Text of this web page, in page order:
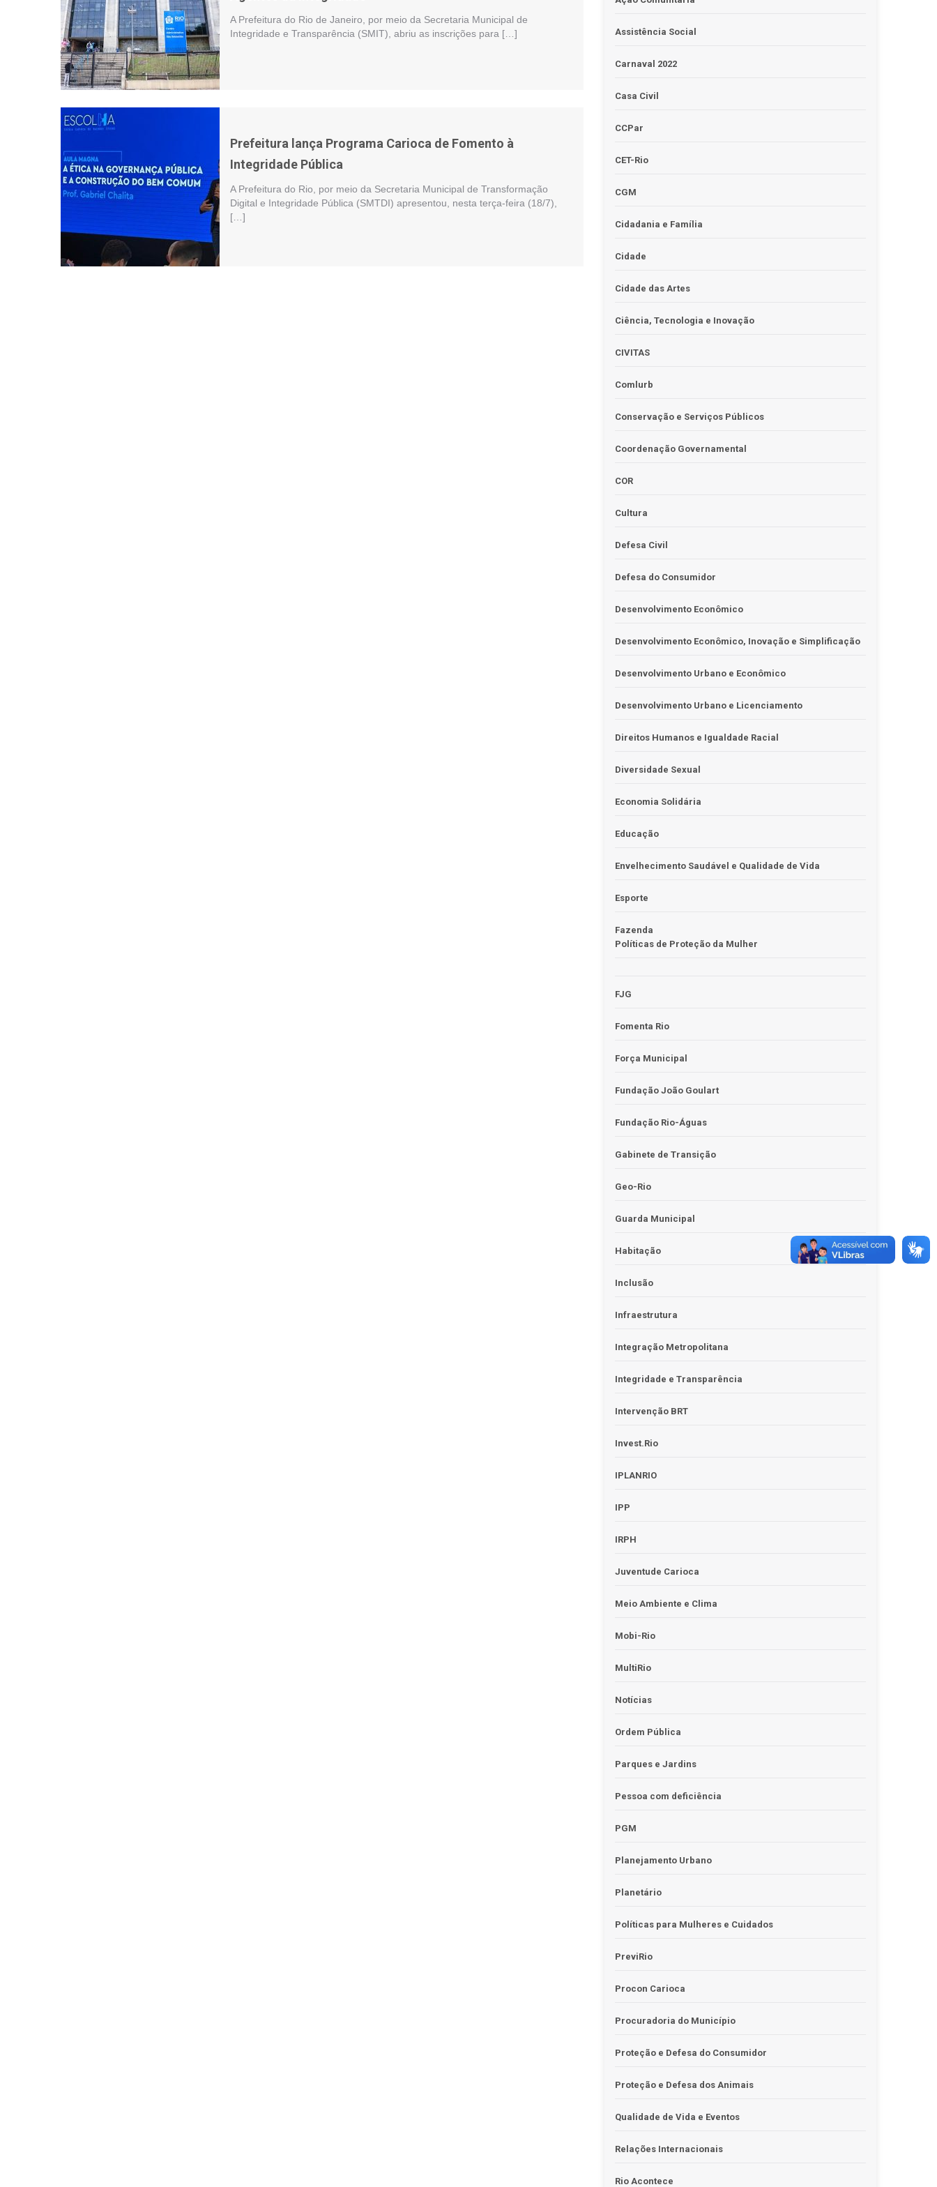
A Prefeitura do Rio de Janeiro, por meio da Secretaria Municipal de
Integridade e Transparência (SMIT), abriu as inscrições para […]
Prefeitura lança Programa Carioca de Fomento à
Integridade Pública
A Prefeitura do Rio, por meio da Secretaria Municipal de Transformação
Digital e Integridade Pública (SMTDI) apresentou, nesta terça-feira (18/7),
[…]
Assistência Social
Carnaval 2022
Casa Civil
CCPar
CET-Rio
CGM
Cidadania e Família
Cidade
Cidade das Artes
Ciência, Tecnologia e Inovação
CIVITAS
Comlurb
Conservação e Serviços Públicos
Coordenação Governamental
COR
Cultura
Defesa Civil
Defesa do Consumidor
Desenvolvimento Econômico
Desenvolvimento Econômico, Inovação e Simplificação
Desenvolvimento Urbano e Econômico
Desenvolvimento Urbano e Licenciamento
Direitos Humanos e Igualdade Racial
Diversidade Sexual
Economia Solidária
Educação
Envelhecimento Saudável e Qualidade de Vida
Esporte
Fazenda
Políticas de Proteção da Mulher
FJG
Fomenta Rio
Força Municipal
Fundação João Goulart
Fundação Rio-Águas
Gabinete de Transição
Geo-Rio
Guarda Municipal
Habitação
Inclusão
Infraestrutura
Integração Metropolitana
Integridade e Transparência
Intervenção BRT
Invest.Rio
IPLANRIO
IPP
IRPH
Juventude Carioca
Meio Ambiente e Clima
Mobi-Rio
MultiRio
Notícias
Ordem Pública
Parques e Jardins
Pessoa com deficiência
PGM
Planejamento Urbano
Planetário
Políticas para Mulheres e Cuidados
PreviRio
Procon Carioca
Procuradoria do Município
Proteção e Defesa do Consumidor
Proteção e Defesa dos Animais
Qualidade de Vida e Eventos
Relações Internacionais
Rio Acontece